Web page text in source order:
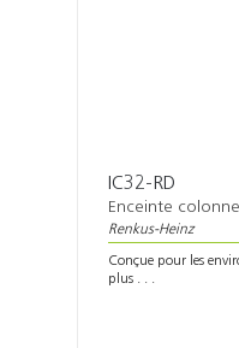
IC32-RD
Enceinte
Renkus-Heinz
Conçue pour les
plus . . .